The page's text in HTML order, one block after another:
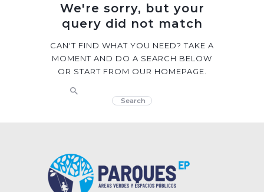
Transparencia
Contacto
We're sorry, but your
query did not match
CAN'T FIND WHAT YOU NEED? TAKE A
MOMENT AND DO A SEARCH BELOW
OR START FROM OUR HOMEPAGE